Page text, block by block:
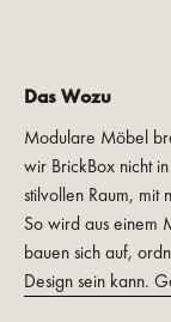
Das Wozu
Modulare Möbel
wir BrickBox nicht
stilvollen Raum, mit
So wird aus einem
bauen sich auf,
Design sein kann.